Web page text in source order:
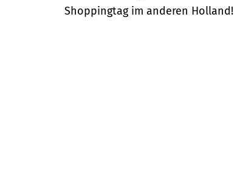
Shoppingtag im anderen Holland!